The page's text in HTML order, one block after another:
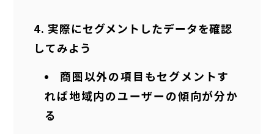
実際にセグメントしたデータを確認
してみよう
商圏以外の項目もセグメントす
れば地域内のユーザーの傾向が分か
る